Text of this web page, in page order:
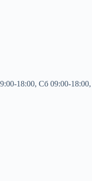
18:00, Сб 09:00-18:00,